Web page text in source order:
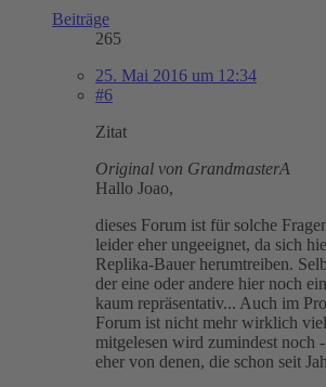
Beiträge
265
25. Mai 2016 um 12:34
#6
Zitat
Original von GrandmasterA
Hallo Joao,
dieses Forum ist für solche
leider eher ungeeignet, da sich
Replika-Bauer herumtreiben.
der eine oder andere hier noch
kaum repräsentativ... Auch im
Forum ist nicht mehr wirklich
mitgelesen wird zumindest noch
eher von denen, die schon seit